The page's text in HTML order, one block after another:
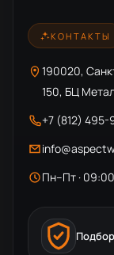
КОНТАКТЫ
190020,
150, БЦ
+7 (812)
Пн–Пт ·